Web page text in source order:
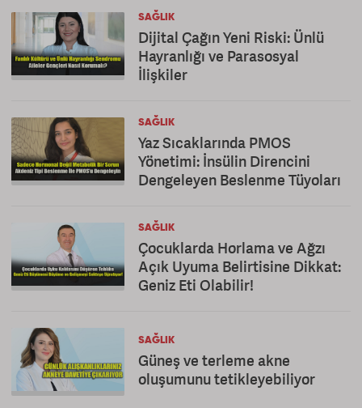
SAĞLIK
Dijital Çağın Yeni Riski: Ünlü
Hayranlığı ve Parasosyal
İlişkiler
SAĞLIK
Yaz Sıcaklarında PMOS
Yönetimi: İnsülin Direncini
Dengeleyen Beslenme Tüyoları
SAĞLIK
Çocuklarda Horlama ve Ağzı
Açık Uyuma Belirtisine Dikkat:
Geniz Eti Olabilir!
SAĞLIK
Güneş ve terleme akne
oluşumunu tetikleyebiliyor